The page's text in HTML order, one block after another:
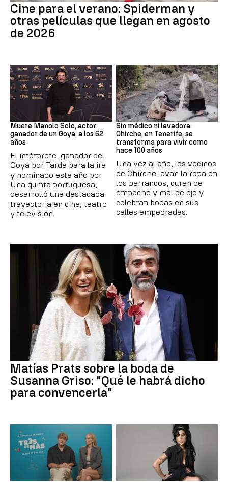
Cine para el verano: Spiderman y
otras películas que llegan en agosto
de 2026
Actor
Muere Manolo Solo, actor
ganador de un Goya, a los 62
años
El intérprete, ganador del
Goya por Tarde para la ira
y nominado este año por
Una quinta portuguesa,
desarrolló una destacada
trayectoria en cine, teatro
y televisión.
Canarias
Sin médico ni lavadora:
Chirche, en Tenerife, se
transforma para vivir como
hace 100 años
Una vez al año, los vecinos
de Chirche lavan la ropa en
los barrancos, curan de
empacho y mal de ojo y
celebran bodas en sus
calles empedradas.
Matías Prats sobre la boda de
Susanna Griso: "Qué le habrá dicho
para convencerla"